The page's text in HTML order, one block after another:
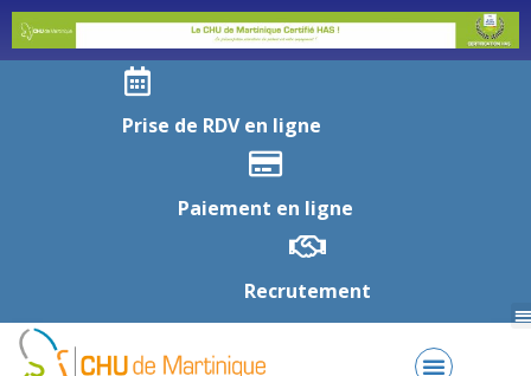
Prise de RDV en ligne
Paiement en ligne
Recrutement